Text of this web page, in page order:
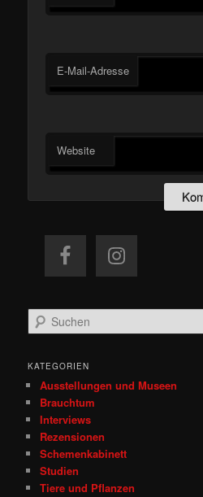
E-Mail-Adresse
Website
u
h
KATEGORIEN
Ausstellungen und Museen
Brauchtum
Interviews
Rezensionen
Schemenkabinett
Studien
Tiere und Pflanzen